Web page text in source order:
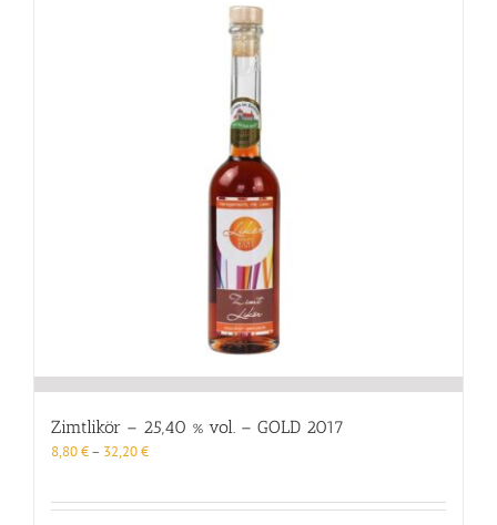
Zimtlikör – 25,40 % vol. – GOLD 2017
8,80€– 32,20€